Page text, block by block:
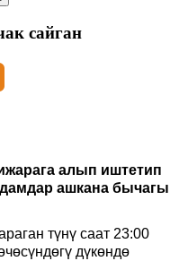
сайган
алып иштетип
ашкана бычагы
түнү саат 23:00
дүкөндө